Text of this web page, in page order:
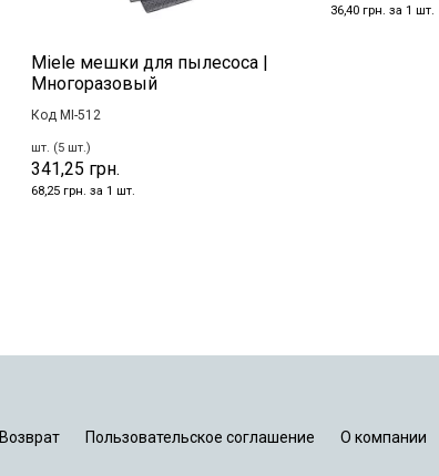
Miele мешки для пылесоса |
Многоразовый
Код MI-512
шт. (5 шт.)
341,25 грн.
68,25 грн. за 1 шт.
36,40 грн. за 1 шт.
Возврат Пользовательское соглашение О компании